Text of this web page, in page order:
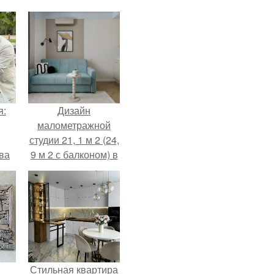
Дизайн
малометражной
студии 21, 1 м 2 (24,
9 м 2 с балконом) в
Краснодаре.
Стильная квартира